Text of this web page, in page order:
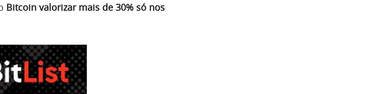
Bitcoin valorizar mais de 30% só nos